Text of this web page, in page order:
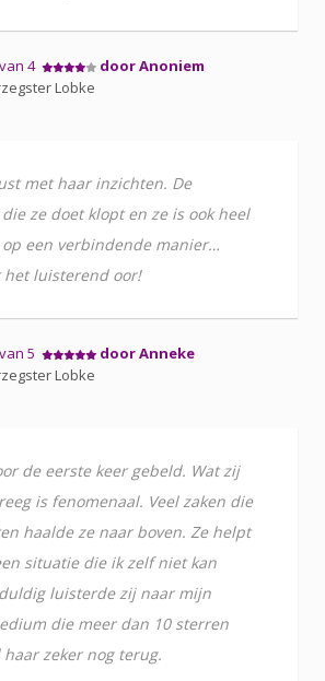
4
door Anoniem
Lobke
met haar inzichten. De
ze doet klopt en ze is ook heel
een verbindende manier…
het luisterend oor!
5
door Anneke
Lobke
de eerste keer gebeld. Wat zij
is fenomenaal. Veel zaken die
haalde ze naar boven. Ze helpt
situatie die ik zelf niet kan
luisterde zij naar mijn
die meer dan 10 sterren
zeker nog terug.